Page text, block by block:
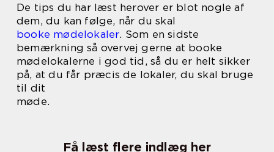
De tips du har læst herover er blot nogle af
dem, du kan følge, når du skal
booke mødelokaler. Som en sidste
bemærkning så overvej gerne at booke
mødelokalerne i god tid, så du er helt sikker
på, at du får præcis de lokaler, du skal bruge
til dit
møde.
Få læst flere indlæg her